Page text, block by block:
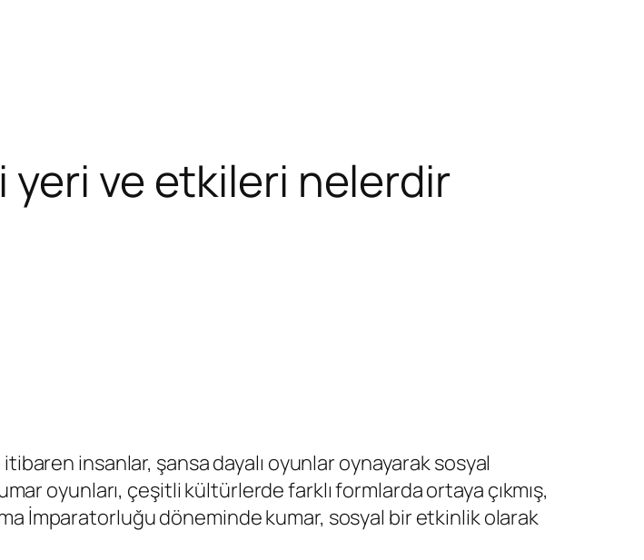
yeri ve etkileri nelerdir
insanlar, şansa dayalı oyunlar oynayarak sosyal
oyunları, çeşitli kültürlerde farklı formlarda ortaya çıkmış,
İmparatorluğu döneminde kumar, sosyal bir etkinlik olarak